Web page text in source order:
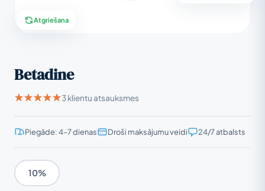
Atgriešana
Betadine
3 klientu atsauksmes
Piegāde: 4–7 dienas Droši maksājumu veidi 24/7 atbalsts
10%